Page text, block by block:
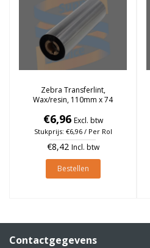
Zebra Transferlint,
Wax/resin, 110mm x 74
€6,96 Excl. btw
Stukprijs: €6,96 / Per Rol
€8,42 Incl. btw
Bestellen
Contactgegevens